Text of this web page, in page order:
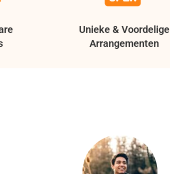
Unieke & Voordelige
Arrangementen